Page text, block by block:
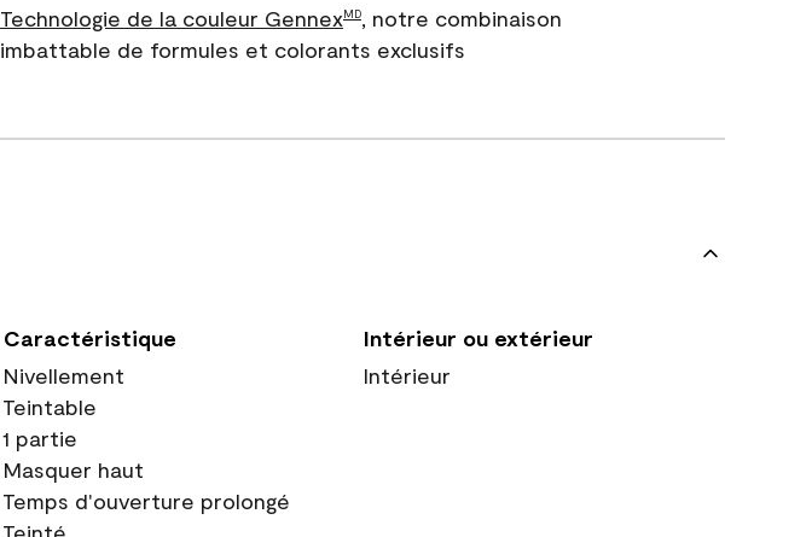
Technologie de la couleur GennexMD, notre combinaison
imbattable de formules et colorants exclusifs
Caractéristique
Nivellement
Teintable
1 partie
Masquer haut
Temps d'ouverture prolongé
Intérieur ou extérieur
Intérieur